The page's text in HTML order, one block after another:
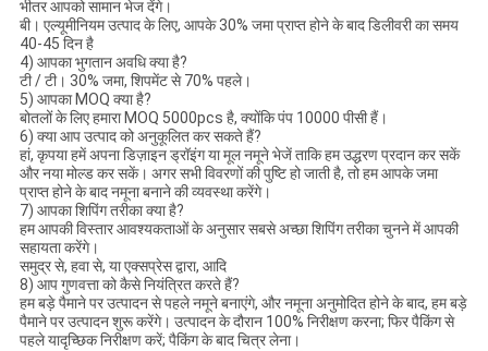
भीतर आपको सामान भेज देंगे।
बी। एल्यूमीनियम उत्पाद के लिए, आपके 30% जमा प्राप्त होने के बाद डिलीवरी का समय
40-45 दिन है
4) आपका भुगतान अवधि क्या है?
टी / टी। 30% जमा, शिपमेंट से 70% पहले।
5) आपका MOQ क्या है?
बोतलों के लिए हमारा MOQ 5000pcs है, क्योंकि पंप 10000 पीसी हैं।
6) क्या आप उत्पाद को अनुकूलित कर सकते हैं?
हां, कृपया हमें अपना डिज़ाइन ड्रॉइंग या मूल नमूने भेजें ताकि हम उद्धरण प्रदान कर सकें
और नया मोल्ड कर सकें। अगर सभी विवरणों की पुष्टि हो जाती है, तो हम आपके जमा
प्राप्त होने के बाद नमूना बनाने की व्यवस्था करेंगे।
7) आपका शिपिंग तरीका क्या है?
हम आपकी विस्तार आवश्यकताओं के अनुसार सबसे अच्छा शिपिंग तरीका चुनने में आपकी
सहायता करेंगे।
समुद्र से, हवा से, या एक्सप्रेस द्वारा, आदि
8) आप गुणवत्ता को कैसे नियंत्रित करते हैं?
हम बड़े पैमाने पर उत्पादन से पहले नमूने बनाएंगे, और नमूना अनुमोदित होने के बाद, हम बड़े
पैमाने पर उत्पादन शुरू करेंगे। उत्पादन के दौरान 100% निरीक्षण करना; फिर पैकिंग से
पहले यादृच्छिक निरीक्षण करें; पैकिंग के बाद चित्र लेना।